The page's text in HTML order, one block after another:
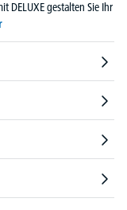
DELUXE gestalten Sie Ihr